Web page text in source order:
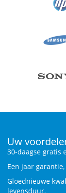
Uw
30-daagse gratis
Een jaar
Gloednieuwe
levensduur.